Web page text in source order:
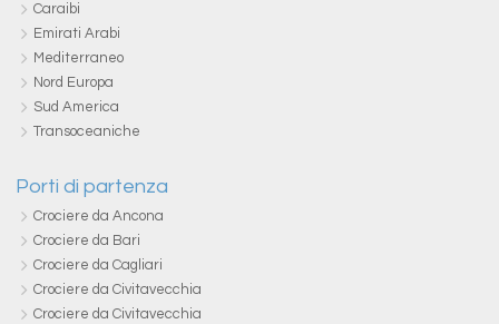
Caraibi
Emirati Arabi
Mediterraneo
Nord Europa
Sud America
Transoceaniche
Porti di partenza
Crociere da Ancona
Crociere da Bari
Crociere da Cagliari
Crociere da Civitavecchia
Crociere da Civitavecchia